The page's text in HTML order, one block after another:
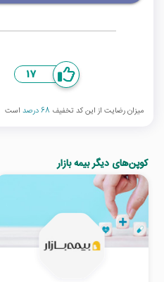
17
میزان رضایت از این کد تخفیف 68 درصد است
کوپن‌های دیگر بیمه بازار